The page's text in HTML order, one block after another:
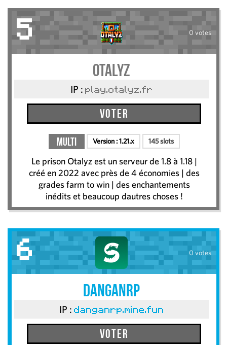
5 0 votes
Otalyz
IP : play.otalyz.fr
Voter
Multi Version :1.21.x 145 slots
Le prison Otalyz est un serveur de 1.8 à 1.18 |
créé en 2022 avec près de 4 économies | des
grades farm to win | des enchantements
inédits et beaucoup dautres choses !
6 0 votes
DanganRP
IP : danganrp.mine.fun
Voter